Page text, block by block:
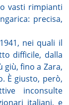
vasti rimpianti
precisa,
nei quali il
difficile, dalla
giù, fino a Zara,
È giusto, però,
inconsulte
italiani, e